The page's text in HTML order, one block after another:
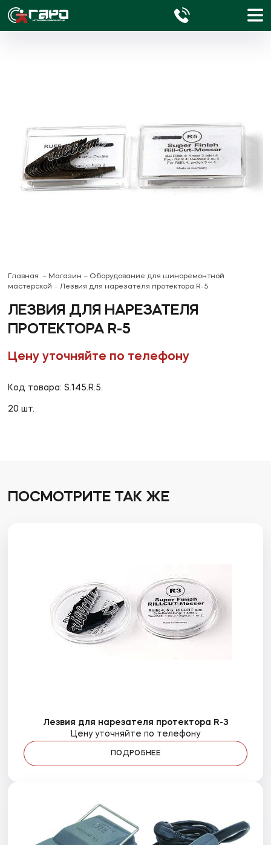
Главная Магазин
Оборудование для шиноремонтной
мастерской
Лезвия для нарезателя протектора R-5
ЛЕЗВИЯ ДЛЯ НАРЕЗАТЕЛЯ
ПРОТЕКТОРА R-5
Цену уточняйте по телефону
Код товара: S.145.R.5.
20 шт.
ПОСМОТРИТЕ ТАК ЖЕ
Лезвия для нарезателя протектора R-3
Цену уточняйте по телефону
ПОДРОБНЕЕ